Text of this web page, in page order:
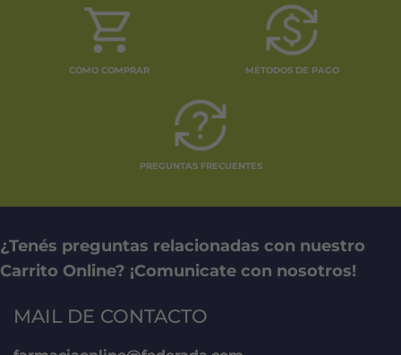
CÓMO COMPRAR MÉTODOS DE PAGO
PREGUNTAS FRECUENTES
¿Tenés preguntas relacionadas con nuestro
Carrito Online? ¡Comunicate con nosotros!
MAIL DE CONTACTO